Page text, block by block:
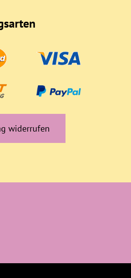
widerrufen